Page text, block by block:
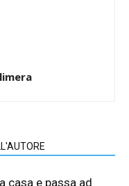
casa e passa ad